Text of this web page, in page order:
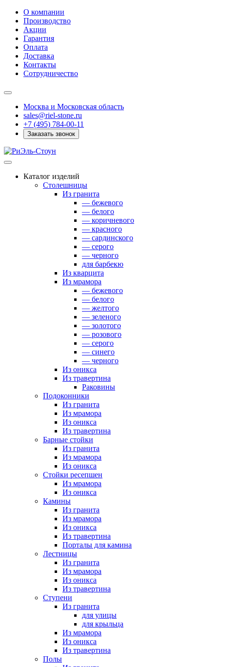
О компании
Производство
Акции
Гарантия
Оплата
Доставка
Контакты
Сотрудничество
Москва и Московская область
sales@riel-stone.ru
+7 (495) 784-00-11
Заказать звонок
Каталог изделий
Столешницы
Из гранита
— бежевого
— белого
— коричневого
— красного
— сардинского
— серого
— черного
для барбекю
Из кварцита
Из мрамора
— бежевого
— белого
— желтого
— зеленого
— золотого
— розового
— серого
— синего
— черного
Из оникса
Из травертина
Раковины
Подоконники
Из гранита
Из мрамора
Из оникса
Из травертина
Барные стойки
Из гранита
Из мрамора
Из оникса
Стойки ресепшен
Из мрамора
Из оникса
Камины
Из гранита
Из мрамора
Из оникса
Из травертина
Порталы для камина
Лестницы
Из гранита
Из мрамора
Из оникса
Из травертина
Ступени
Из гранита
для улицы
для крыльца
Из мрамора
Из оникса
Из травертина
Полы